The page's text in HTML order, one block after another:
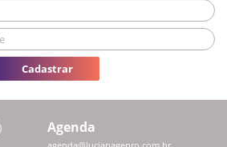
Cadastrar
Agenda